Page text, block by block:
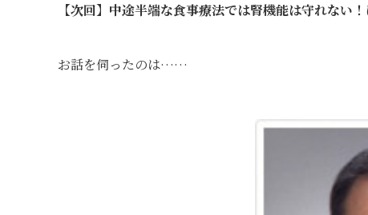
【次回】中途半端な食事療法では腎機能は守れない
お話を伺ったのは……